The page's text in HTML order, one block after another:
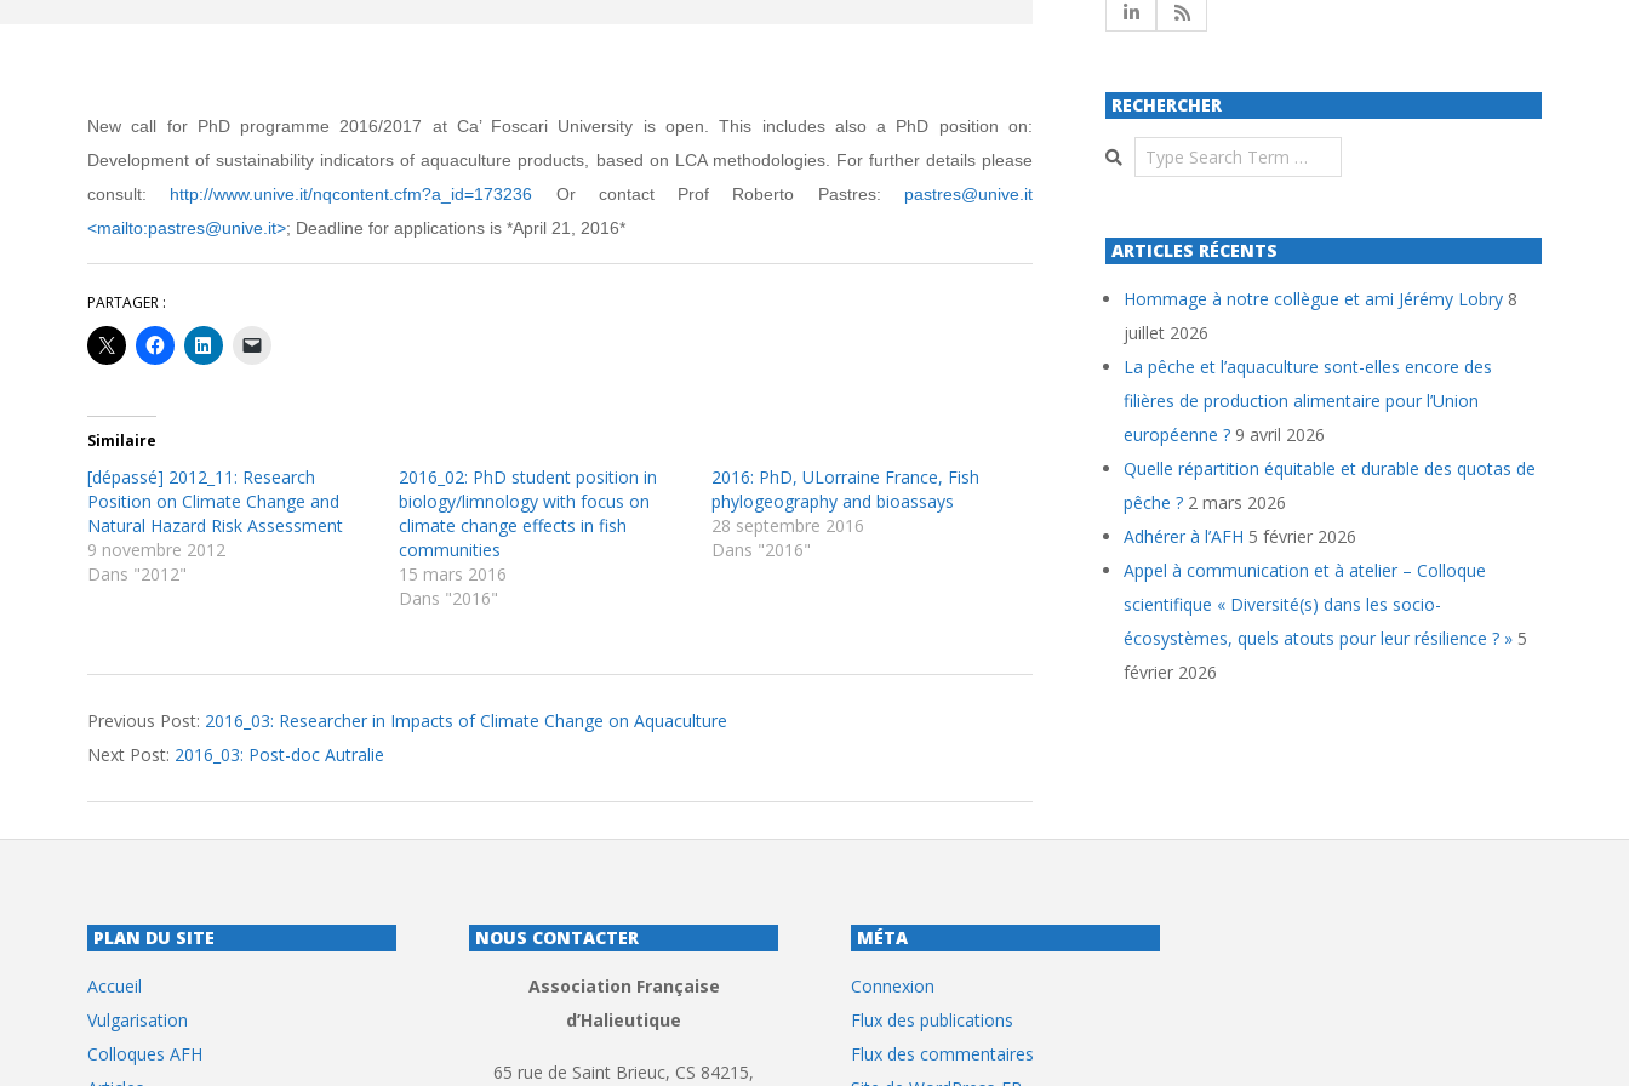
New call for PhD programme 2016/2017 at Ca’ Foscari University is open. This includes also a PhD position on:
Development of sustainability indicators of aquaculture products, based on LCA methodologies. For further details please
consult: http://www.unive.it/nqcontent.cfm?a_id=173236 Or contact Prof Roberto Pastres: pastres@unive.it
<mailto:pastres@unive.it>; Deadline for applications is *April 21, 2016*
PARTAGER :
Similaire
[dépassé] 2012_11: Research
Position on Climate Change and
Natural Hazard Risk Assessment
9 novembre 2012
Dans "2012"
2016_02: PhD student position in
biology/limnology with focus on
climate change effects in fish
communities
15 mars 2016
Dans "2016"
2016: PhD, ULorraine France, Fish
phylogeography and bioassays
28 septembre 2016
Dans "2016"
04-
20
Previous Post: 2016_03: Researcher in Impacts of Climate Change on Aquaculture
Next Post: 2016_03: Post-doc Autralie
RECHERCHER
Search
ARTICLES RÉCENTS
Hommage à notre collègue et ami Jérémy Lobry 8
juillet 2026
La pêche et l’aquaculture sont-elles encore des
filières de production alimentaire pour l’Union
européenne ? 9 avril 2026
Quelle répartition équitable et durable des quotas de
pêche ? 2 mars 2026
Adhérer à l’AFH 5 février 2026
Appel à communication et à atelier – Colloque
scientifique « Diversité(s) dans les socio-
écosystèmes, quels atouts pour leur résilience ? » 5
février 2026
PLAN DU SITE
Accueil
Vulgarisation
Colloques AFH
NOUS CONTACTER
Association Française
d’Halieutique
65 rue de Saint Brieuc, CS 84215,
MÉTA
Connexion
Flux des publications
Flux des commentaires